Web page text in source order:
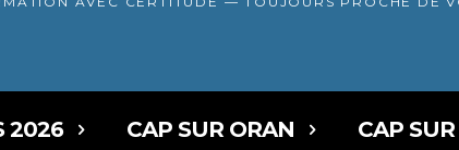
2026 CAP SUR ORAN CAP